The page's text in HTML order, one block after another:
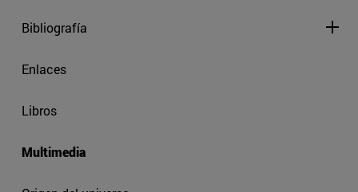
Bibliografía
Enlaces
Libros
Multimedia